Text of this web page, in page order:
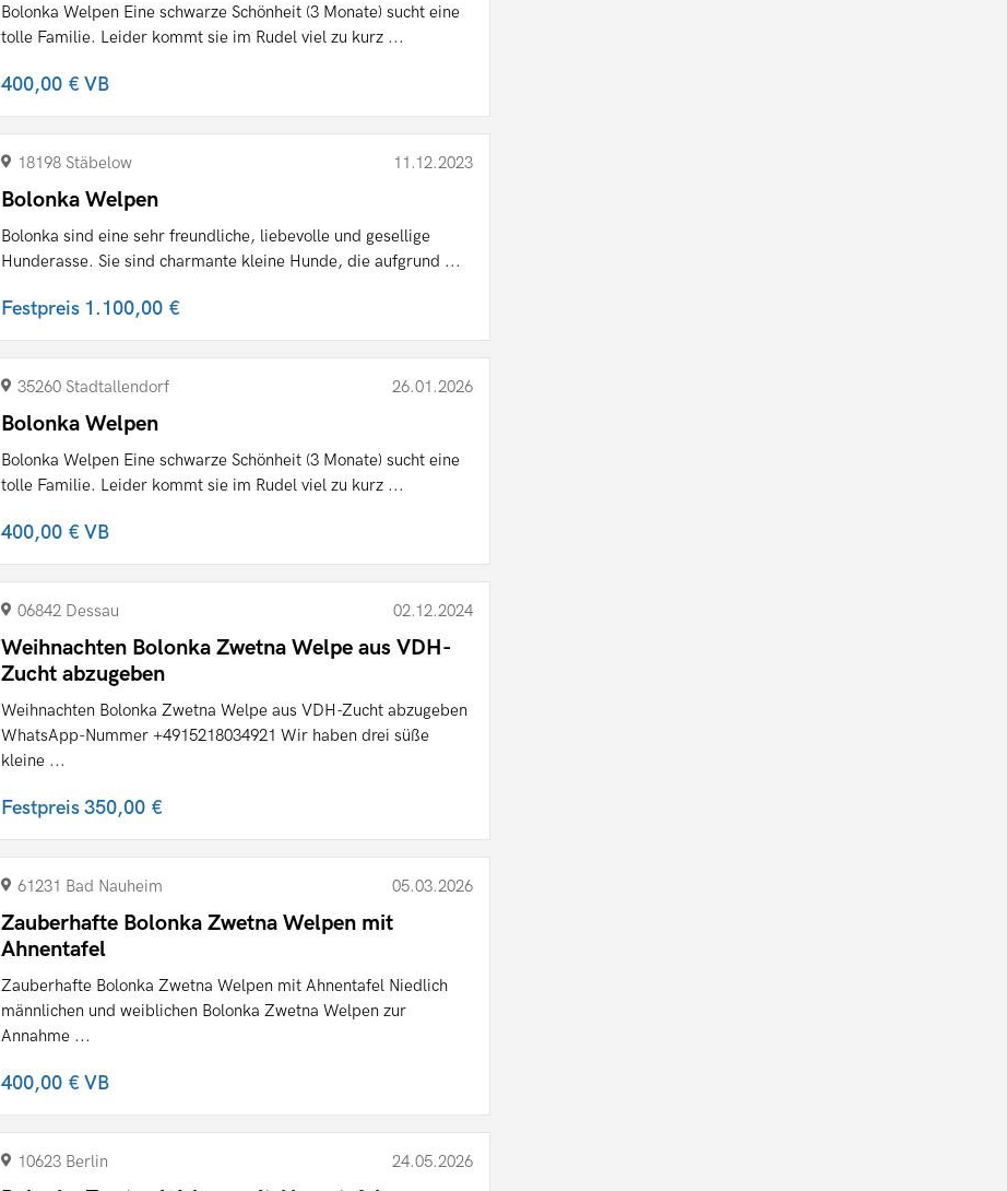
Bolonka Welpen Eine schwarze Schönheit (3 Monate) sucht eine
tolle Familie. Leider kommt sie im Rudel viel zu kurz ...
400,00 €VB
18198 Stäbelow 11.12.2023
Bolonka Welpen
Bolonka sind eine sehr freundliche, liebevolle und gesellige
Hunderasse. Sie sind charmante kleine Hunde, die aufgrund ...
Festpreis 1.100,00 €
35260 Stadtallendorf 26.01.2026
Bolonka Welpen
Bolonka Welpen Eine schwarze Schönheit (3 Monate) sucht eine
tolle Familie. Leider kommt sie im Rudel viel zu kurz ...
400,00 €VB
06842 Dessau 02.12.2024
Weihnachten Bolonka Zwetna Welpe aus VDH-
Zucht abzugeben
Weihnachten Bolonka Zwetna Welpe aus VDH-Zucht abzugeben
WhatsApp-Nummer +4915218034921 Wir haben drei süße
kleine ...
Festpreis350,00 €
61231 Bad Nauheim 05.03.2026
Zauberhafte Bolonka Zwetna Welpen mit
Ahnentafel
Zauberhafte Bolonka Zwetna Welpen mit Ahnentafel Niedlich
männlichen und weiblichen Bolonka Zwetna Welpen zur
Annahme ...
400,00 €VB
10623 Berlin 24.05.2026